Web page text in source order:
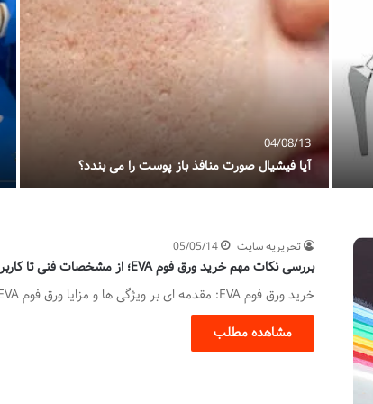
04/08/13
آیا فیشیال صورت منافذ باز پوست را می بندد؟
تحریریه سایت 05/05/14
بررسی نکات مهم خرید ورق فوم EVA؛ از مشخصات فنی تا کاربردهای صنعتی
خرید ورق فوم EVA: مقدمه ای بر ویژگی ها و مزایا ورق فوم EVA یکی…
مشاهده مطلب